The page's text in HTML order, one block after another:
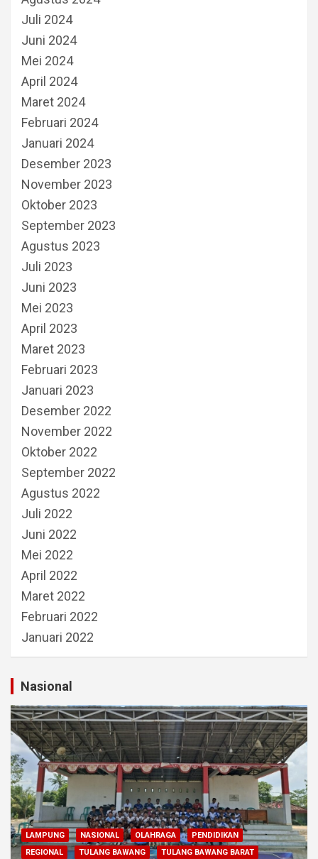
Juli 2024
Juni 2024
Mei 2024
April 2024
Maret 2024
Februari 2024
Januari 2024
Desember 2023
November 2023
Oktober 2023
September 2023
Agustus 2023
Juli 2023
Juni 2023
Mei 2023
April 2023
Maret 2023
Februari 2023
Januari 2023
Desember 2022
November 2022
Oktober 2022
September 2022
Agustus 2022
Juli 2022
Juni 2022
Mei 2022
April 2022
Maret 2022
Februari 2022
Januari 2022
Nasional
LAMPUNG NASIONAL OLAHRAGA
PENDIDIKAN
REGIONAL
TULANG BAWANG
TULANG BAWANG BARAT